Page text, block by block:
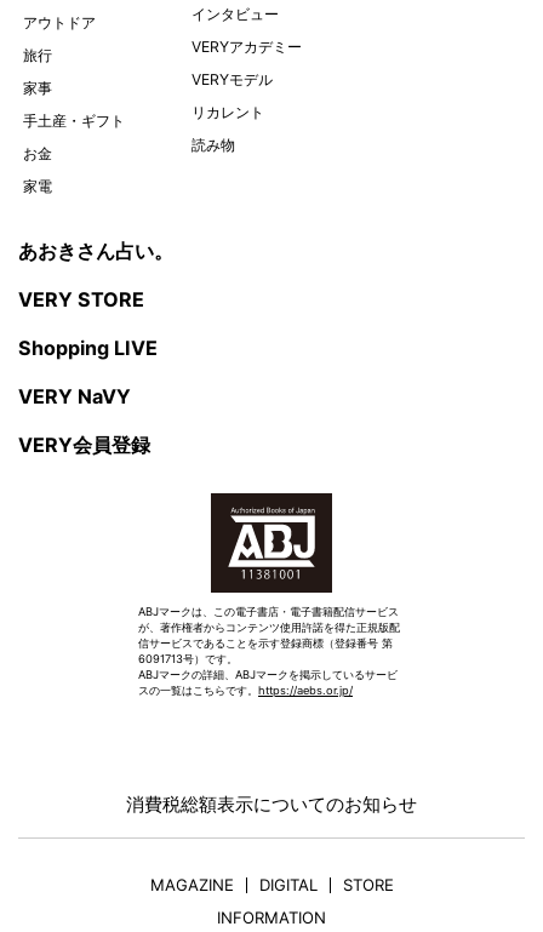
アウトドア
旅行
家事
手土産・ギフト
お金
家電
インタビュー
VERYアカデミー
VERYモデル
リカレント
読み物
あおきさん占い。
VERY STORE
Shopping LIVE
VERY NaVY
VERY会員登録
ABJマークは、この電子書店・電子書籍配信サービス
が、著作権者からコンテンツ使用許諾を得た正規版配
信サービスであることを示す登録商標（登録番号 第
6091713号）です。
ABJマークの詳細、ABJマークを掲示しているサービ
スの一覧はこちらです。 https://aebs.or.jp/
消費税総額表示についてのお知らせ
MAGAZINE DIGITAL
STORE
INFORMATION